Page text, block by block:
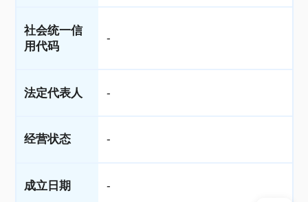
社会统一信
用代码
-
法定代表人 -
经营状态 -
成立日期 -